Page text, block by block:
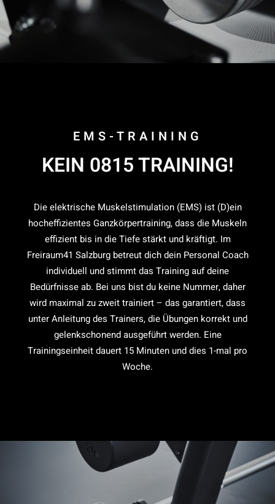
EMS-TRAINING
KEIN 0815 TRAINING!
Die elektrische Muskelstimulation (EMS) ist (D)ein
hocheffizientes Ganzkörpertraining, dass die Muskeln
effizient bis in die Tiefe stärkt und kräftigt. Im
Freiraum41 Salzburg betreut dich dein Personal Coach
individuell und stimmt das Training auf deine
Bedürfnisse ab. Bei uns bist du keine Nummer, daher
wird maximal zu zweit trainiert – das garantiert, dass
unter Anleitung des Trainers, die Übungen korrekt und
gelenkschonend ausgeführt werden. Eine
Trainingseinheit dauert 15 Minuten und dies 1-mal pro
Woche.